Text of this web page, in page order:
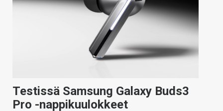
Testissä Samsung Galaxy Buds3
Pro -nappikuulokkeet